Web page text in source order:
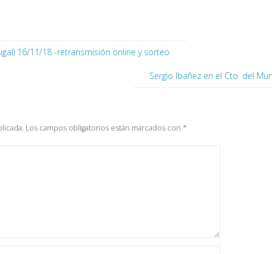
16/11/18 -retransmisión online y sorteo
Sergio Ibañez en el Cto. del
Los campos obligatorios están marcados con*